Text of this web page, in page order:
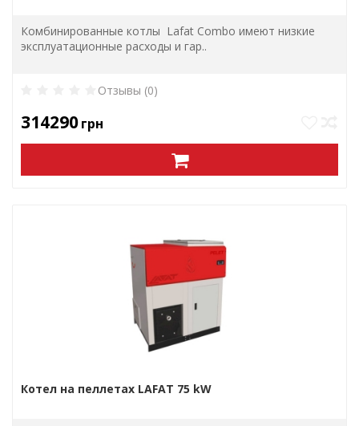
Комбинированные котлы Lafat Combo имеют низкие
эксплуатационные расходы и гар..
Отзывы (0)
314290грн
Котел на пеллетах LAFAT 75 kW